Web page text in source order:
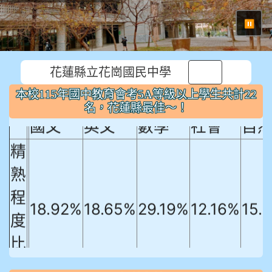
⏸
花蓮縣立花崗國民中學
本校115年國中教育會考5A等級以上學生共計22
名，花蓮縣最佳～！
本校115年國中教育會考5A等級以上
學生共計22名，花蓮縣最佳～！
國文
英文 數學 社會
自
精
熟
程
度
比
例
18.92% 18.65% 29.19% 12.16%